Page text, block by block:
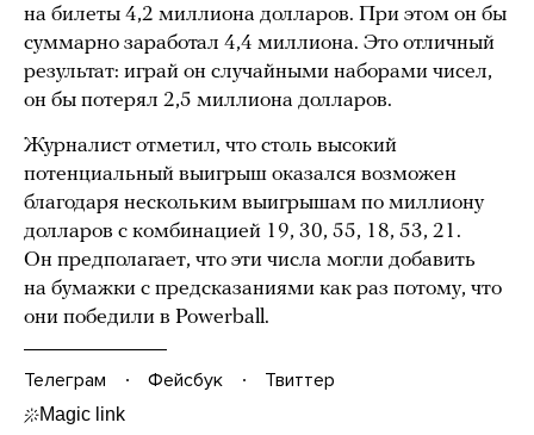
на билеты 4,2 миллиона долларов. При этом он бы
суммарно заработал 4,4 миллиона. Это отличный
результат: играй он случайными наборами чисел,
он бы потерял 2,5 миллиона долларов.
Журналист отметил, что столь высокий
потенциальный выигрыш оказался возможен
благодаря нескольким выигрышам по миллиону
долларов с комбинацией 19, 30, 55, 18, 53, 21.
Он предполагает, что эти числа могли добавить
на бумажки с предсказаниями как раз потому, что
они победили в Powerball.
Телеграм Фейсбук Твиттер